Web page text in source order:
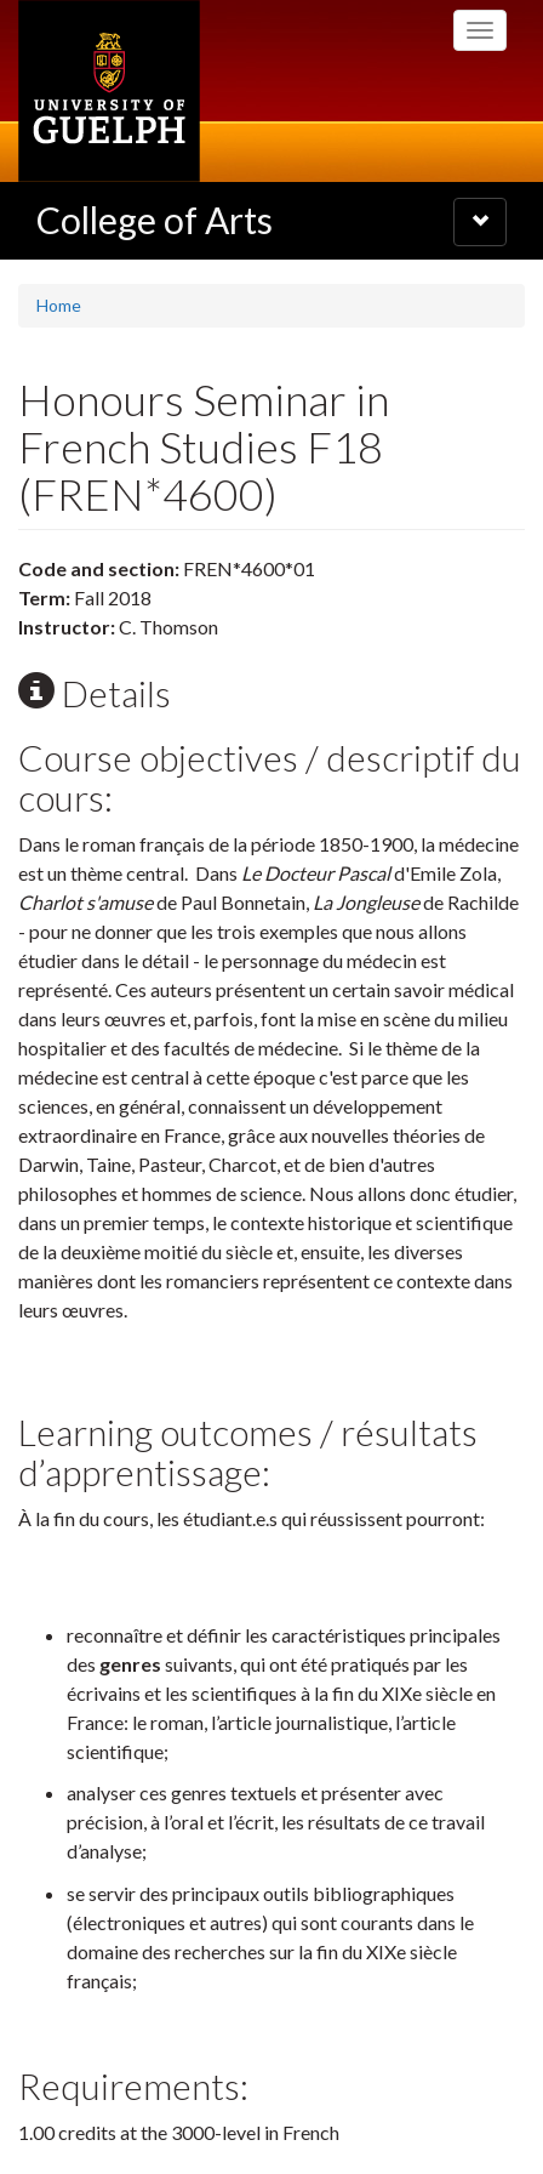
Toggle
College of Arts
Toggle
navigation
Home
Honours Seminar in
French Studies F18
(FREN*4600)
Code and section: FREN*4600*01
Term: Fall 2018
Instructor:C. Thomson
Details
Course objectives / descriptif du
cours:
Dans le roman français de la période 1850-1900, la médecine
est un thème central. Dans Le Docteur Pascald'Emile Zola,
Charlot s'amusede Paul Bonnetain, La Jongleusede Rachilde
- pour ne donner que les trois exemples que nous allons
étudier dans le détail - le personnage du médecin est
représenté. Ces auteurs présentent un certain savoir médical
dans leurs œuvres et, parfois, font la mise en scène du milieu
hospitalier et des facultés de médecine. Si le thème de la
médecine est central à cette époque c'est parce que les
sciences, en général, connaissent un développement
extraordinaire en France, grâce aux nouvelles théories de
Darwin, Taine, Pasteur, Charcot, et de bien d'autres
philosophes et hommes de science. Nous allons donc étudier,
dans un premier temps, le contexte historique et scientifique
de la deuxième moitié du siècle et, ensuite, les diverses
manières dont les romanciers représentent ce contexte dans
leurs œuvres.
Learning outcomes / résultats
d’apprentissage:
À la fin du cours, les étudiant.e.s qui réussissent pourront:
reconnaître et définir les caractéristiques principales
des genres suivants, qui ont été pratiqués par les
écrivains et les scientifiques à la fin du XIXe siècle en
France: le roman, l’article journalistique, l’article
scientifique;
analyser ces genres textuels et présenter avec
précision, à l’oral et l’écrit, les résultats de ce travail
d’analyse;
se servir des principaux outils bibliographiques
(électroniques et autres) qui sont courants dans le
domaine des recherches sur la fin du XIXe siècle
français;
Requirements:
1.00 credits at the 3000-level in French